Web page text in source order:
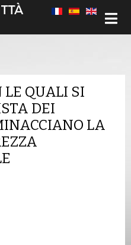
LE QUALI SI
DEI
LA